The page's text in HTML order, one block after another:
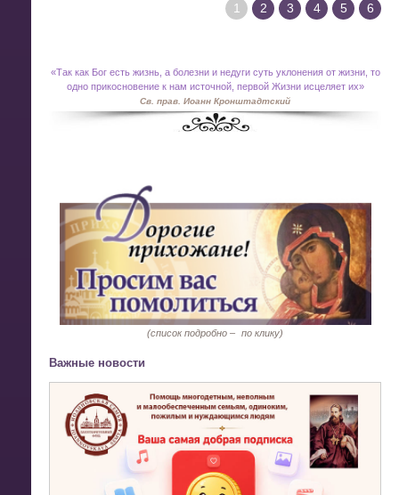
1 2 3 4 5 6
«Так как Бог есть жизнь, а болезни и недуги суть уклонения от жизни, то
одно прикосновение к нам источной, первой Жизни исцеляет их»
Св. прав. Иоанн Кронштадтский
(список подробно – по клику)
Важные новости